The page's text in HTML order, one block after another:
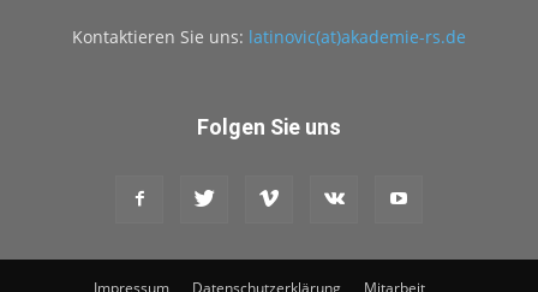
Kontaktieren Sie uns: latinovic(at)akademie-rs.de
Folgen Sie uns